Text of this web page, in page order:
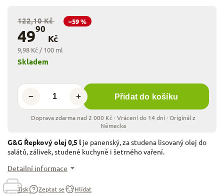
122,10 Kč –59 %
4990
Kč
9,98 Kč / 100 ml
+
− Přidat do košíku
Skladem
G&G Řepkový olej 0,5 lje panenský, za studena lisovaný olej do
salátů, zálivek, studené kuchyně i šetrného vaření.
Detailní informace
Tisk Zeptat se Hlídat